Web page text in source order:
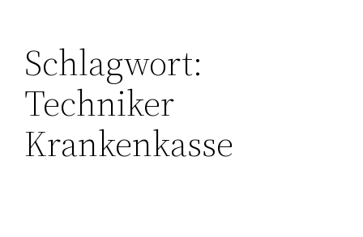
Schlagwort:
Techniker
Krankenkasse